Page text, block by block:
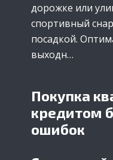
дорожке или
спортивный
посадкой.
выходн…
Покупка
кредитом
ошибок